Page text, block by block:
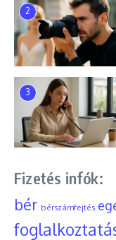
2
3
Fizetés infók:
bér bérszámfejtés